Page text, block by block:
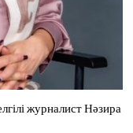
журналист Нәзира